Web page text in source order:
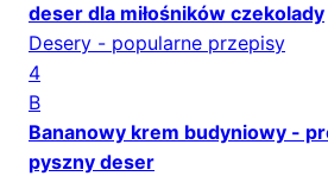
deser dla miłośników czekolady
Desery - popularne przepisy
4
B
Bananowy krem budyniowy -
pyszny deser